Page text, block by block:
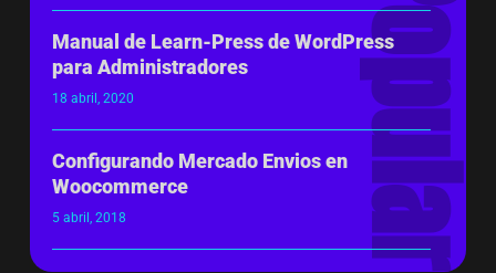
Manual de Learn-Press de WordPress
para Administradores
18 abril, 2020
Configurando Mercado Envios en
Woocommerce
5 abril, 2018